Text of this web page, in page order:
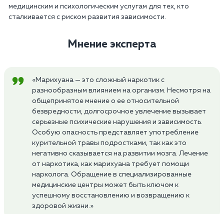
медицинским и психологическим услугам для тех, кто
сталкивается с риском развития зависимости.
Мнение эксперта
«Марихуана — это сложный наркотик с
разнообразным влиянием на организм. Несмотря на
общепринятое мнение о ее относительной
безвредности, долгосрочное увлечение вызывает
серьезные психические нарушения и зависимость.
Особую опасность представляет употребление
курительной травы подростками, так как это
негативно сказывается на развитии мозга. Лечение
от наркотика, как марихуана требует помощи
нарколога. Обращение в специализированные
медицинские центры может быть ключом к
успешному восстановлению и возвращению к
здоровой жизни.»